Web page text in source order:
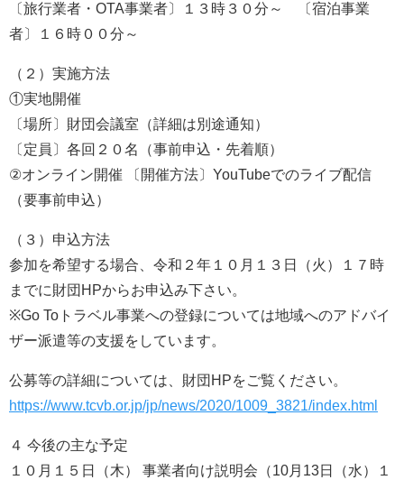
〔旅行業者・OTA事業者〕１３時３０分～ 〔宿泊事業
者〕１６時００分～
（２）実施方法
①実地開催
〔場所〕財団会議室（詳細は別途通知）
〔定員〕各回２０名（事前申込・先着順）
②オンライン開催 〔開催方法〕YouTubeでのライブ配信
（要事前申込）
（３）申込方法
参加を希望する場合、令和２年１０月１３日（火）１７時
までに財団HPからお申込み下さい。
※Go Toトラベル事業への登録については地域へのアドバイ
ザー派遣等の支援をしています。
公募等の詳細については、財団HPをご覧ください。
https://www.tcvb.or.jp/jp/news/2020/1009_3821/index.html
４ 今後の主な予定
１０月１５日（木） 事業者向け説明会（10月13日（水）１